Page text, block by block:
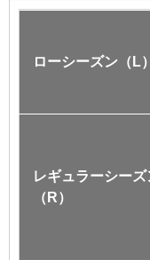
ローシーズン（L）
レギュラーシーズ
（R）